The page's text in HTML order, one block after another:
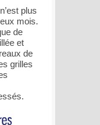
plus
mois.
de
et
de
grilles